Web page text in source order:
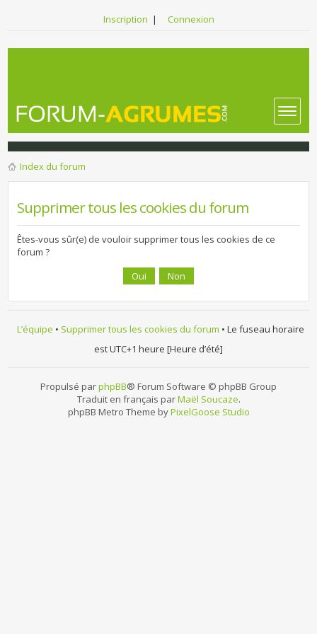
Inscription | Connexion
Index du forum
Supprimer tous les cookies du forum
Êtes-vous sûr(e) de vouloir supprimer tous les cookies de ce
forum ?
L’équipe • Supprimer tous les cookies du forum • Le fuseau horaire
est UTC+1 heure [Heure d’été]
Propulsé parphpBB® Forum Software © phpBB Group
Traduit en français parMaël Soucaze.
phpBB Metro Theme byPixelGoose Studio